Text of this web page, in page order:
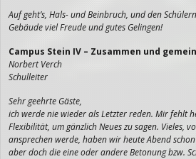
Auf geht’s, Hals- und Beinbruch, und den
Gebäude viel Freude und gutes Gelingen!
Campus Stein IV – Zusammen und
Norbert Verch
Schulleiter
Sehr geehrte Gäste,
ich werde nie wieder als Letzter reden. Mir fehlt
Flexibilität, um gänzlich Neues zu sagen. Vieles,
ansprechen werde, haben wir heute Abend
aber doch die eine oder andere Betonung bzw.